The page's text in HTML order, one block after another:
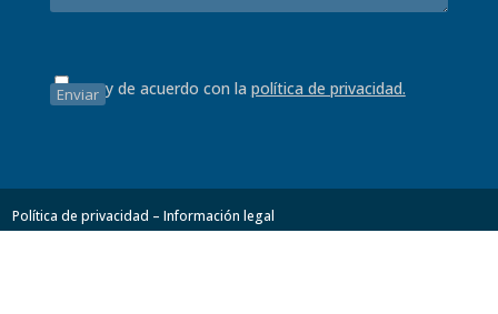
Estoy de acuerdo con la política de privacidad.
Política de privacidad – Información legal